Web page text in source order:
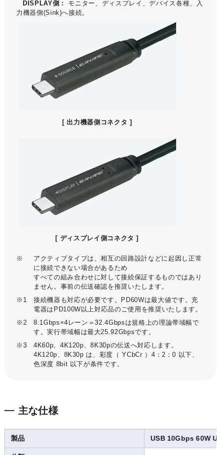
DISPLAY側： モニター、ディスプレイ、デバイス各種、入
力機器側(Sink)へ接続。
[ 出力機器側コネクタ ]
[ ディスプレイ側コネクタ ]
※
アクティブタイプは、相互の回路設計などに起因し正常
に接続できない場合があるため
すべての組み合わせに対して接続保証するものではあり
ません。事前の伝送確認を推奨いたします。
※1
接続機器も対応が必要です。PD60Wは最大値です。充
電器はPD100W以上対応品のご使用を推奨いたします。
※2
8.1Gbps×4レーン＝32.4Gbpsは規格上の理論帯域幅で
す。実行帯域幅は最大25.92Gbpsです。
※3
4K60p、4K120p、8K30pの伝送へ対応します。
4K120p、8K30p は、彩度（ YCbCr ）4：2：0 以下、
色深度 8bit 以下が条件です。
主な仕様
製品 USB 10Gbps 60W